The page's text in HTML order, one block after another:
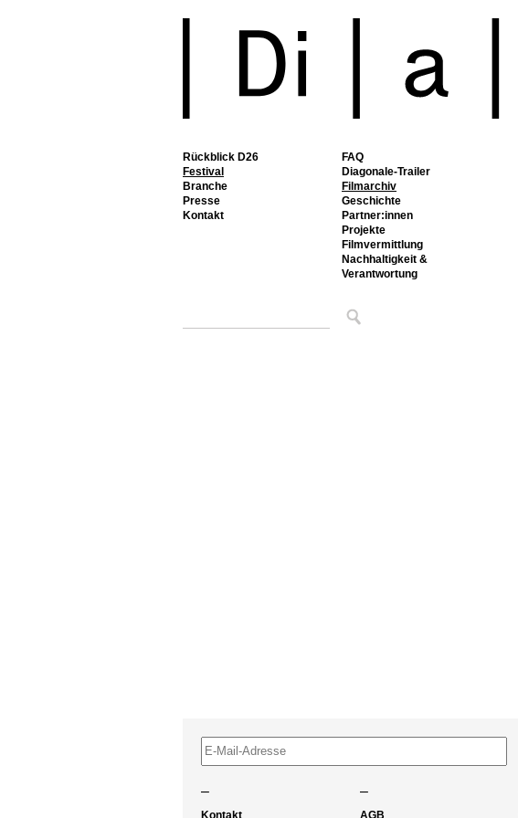
Rückblick D26
Festival
FAQ
Diagonale-Trailer
Filmarchiv
Geschichte
Partner:innen
Projekte
Filmvermittlung
Nachhaltigkeit &
Verantwortung
Branche
Presse
Kontakt
– –
Kontakt AGB